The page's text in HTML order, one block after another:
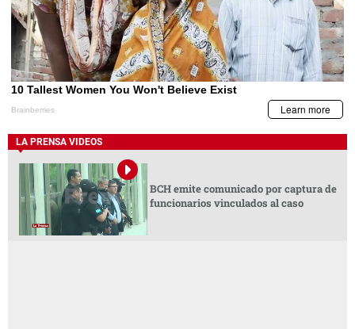
LA PRENSA VIDEOS
BCH emite comunicado por captura de
funcionarios vinculados al caso